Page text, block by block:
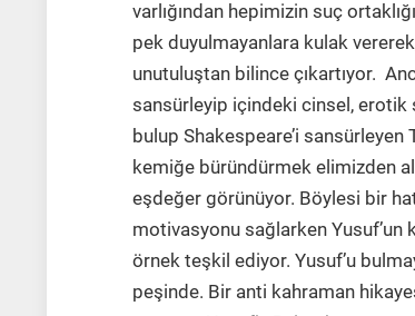
varlığından hepimizin suç
pek duyulmayanlara kulak
unutuluştan bilince çıkartıyor.
sansürleyip içindeki cinsel, erotik
bulup Shakespeare’i
kemiğe büründürmek elimizden
eşdeğer görünüyor. Böylesi bir
motivasyonu sağlarken Yusuf’un
örnek teşkil ediyor. Yusuf’u
peşinde. Bir anti kahraman